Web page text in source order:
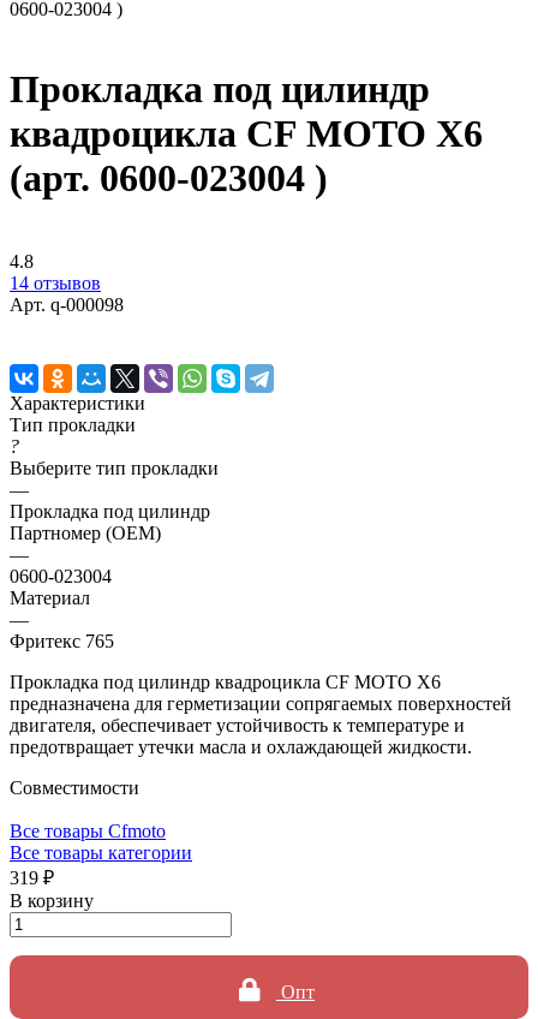
0600-023004 )
Прокладка под цилиндр
квадроцикла CF MOTO X6
(арт. 0600-023004 )
4.8
14 отзывов
Арт. q-000098
Характеристики
Тип прокладки
?
Выберите тип прокладки
—
Прокладка под цилиндр
Партномер (OEM)
—
0600-023004
Материал
—
Фритекс 765
Прокладка под цилиндр квадроцикла CF MOTO X6
предназначена для герметизации сопрягаемых поверхностей
двигателя, обеспечивает устойчивость к температуре и
предотвращает утечки масла и охлаждающей жидкости.
Совместимости
Все товары Cfmoto
Все товары категории
319 ₽
В корзину
Опт